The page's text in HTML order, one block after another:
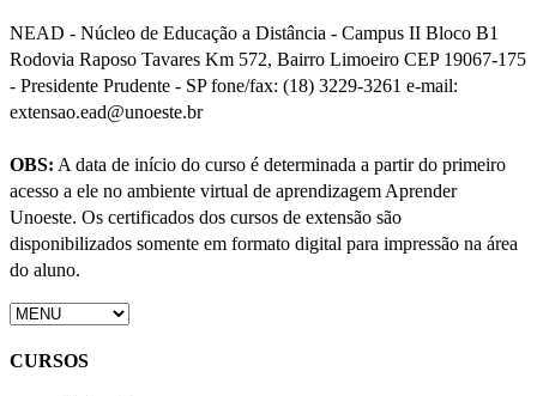
NEAD - Núcleo de Educação a Distância - Campus II Bloco B1
Rodovia Raposo Tavares Km 572, Bairro Limoeiro CEP 19067-175
- Presidente Prudente - SP fone/fax: (18) 3229-3261 e-mail:
extensao.ead@unoeste.br
OBS: A data de início do curso é determinada a partir do primeiro
acesso a ele no ambiente virtual de aprendizagem Aprender
Unoeste. Os certificados dos cursos de extensão são
disponibilizados somente em formato digital para impressão na área
do aluno.
CURSOS